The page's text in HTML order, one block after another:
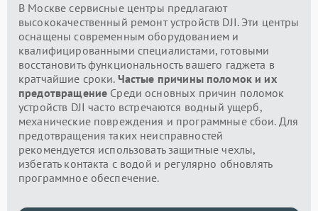
В Москве сервисные центры предлагают
высококачественный ремонт устройств DJI. Эти центры
оснащены современным оборудованием и
квалифицированными специалистами, готовыми
восстановить функциональность вашего гаджета в
кратчайшие сроки. Частые причины поломок и их
предотвращение Среди основных причин поломок
устройств DJI часто встречаются водный ущерб,
механические повреждения и программные сбои. Для
предотвращения таких неисправностей
рекомендуется использовать защитные чехлы,
избегать контакта с водой и регулярно обновлять
программное обеспечение.